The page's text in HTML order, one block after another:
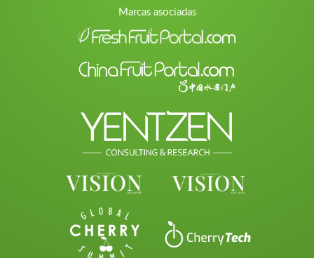
Marcas asociadas